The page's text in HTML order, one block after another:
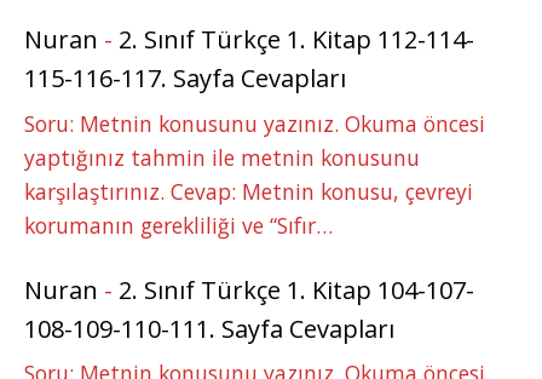
Nuran - 2. Sınıf Türkçe 1. Kitap 112-114-
115-116-117. Sayfa Cevapları
Soru: Metnin konusunu yazınız. Okuma öncesi
yaptığınız tahmin ile metnin konusunu
karşılaştırınız. Cevap: Metnin konusu, çevreyi
korumanın gerekliliği ve “Sıfır…
Nuran - 2. Sınıf Türkçe 1. Kitap 104-107-
108-109-110-111. Sayfa Cevapları